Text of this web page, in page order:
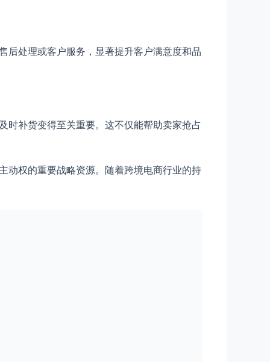
后处理或客户服务，显著提升客户满意度和品
时补货变得至关重要。这不仅能帮助卖家抢占
动权的重要战略资源。随着跨境电商行业的持